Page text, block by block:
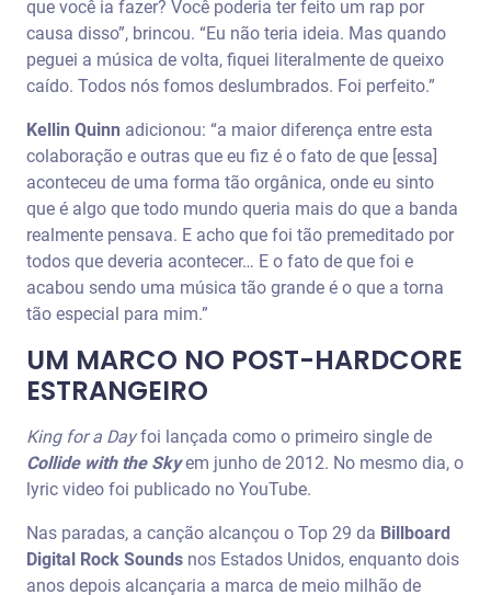
que você ia fazer? Você poderia ter feito um rap por
causa disso”, brincou. “Eu não teria ideia. Mas quando
peguei a música de volta, fiquei literalmente de queixo
caído. Todos nós fomos deslumbrados. Foi perfeito.”
Kellin Quinn adicionou: “a maior diferença entre esta
colaboração e outras que eu fiz é o fato de que [essa]
aconteceu de uma forma tão orgânica, onde eu sinto
que é algo que todo mundo queria mais do que a banda
realmente pensava. E acho que foi tão premeditado por
todos que deveria acontecer… E o fato de que foi e
acabou sendo uma música tão grande é o que a torna
tão especial para mim.”
UM MARCO NO POST-HARDCORE
ESTRANGEIRO
King for a Dayfoi lançada como o primeiro single de
Collide with the Skyem junho de 2012. No mesmo dia, o
lyric video foi publicado no YouTube.
Nas paradas, a canção alcançou o Top 29 da Billboard
Digital Rock Sounds nos Estados Unidos, enquanto dois
anos depois alcançaria a marca de meio milhão de